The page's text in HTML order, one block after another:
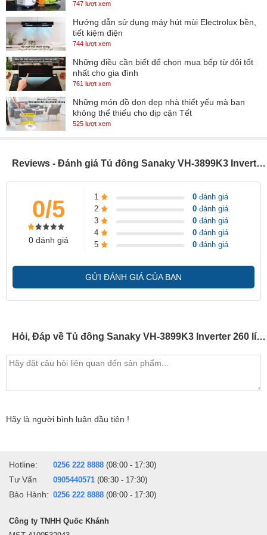
Nhật Bản nên vận hành êm ái, không gây tiếng ồn, độ bền cao.
Nhiệt độ làm lạnh của tủ là từ 0oC đến -18oC có thể giữ đông thực
phẩm một cách an toàn trong thời gian dài. Hơn nữa bạn có thể dễ
dàng điều chỉnh nhiệt độ bằng bẳng điều khiển bên ngoài thân tủ.
nên bạn hoàn toàn có thể yên tâm về độ bền của sản phẩm. Ngoài
ra lòng tủ phẳng có thêm lỗ thoát nước giúp công việc lau chùi
và vệ sinh tủ thuận tiện hơn rất nhiều.
soát hệ thống làm lạnh của máy tránh những hao phí không đang
Chân tủ cũng được thiết kế 4 bánh xe chịu lực giúp việc di chuyển
747 lượt xem
Hướng dẫn sử dụng máy hút mùi Electrolux bền,
tiết kiệm điện
744 lượt xem
Những điều cần biết để chọn mua bếp từ đôi tốt
nhất cho gia đình
761 lượt xem
Những món đồ dọn dẹp nhà thiết yếu mà bạn
không thể thiếu cho dịp cận Tết
525 lượt xem
Reviews - Đánh giá Tủ đông Sanaky VH-3899K3 Inverter 260 lít cửa lùa
0/5
0 đánh giá
1 0 đánh giá
2
0 đánh giá
3
0 đánh giá
4
0 đánh giá
5
0 đánh giá
GỬI ĐÁNH GIÁ CỦA BẠN
Hỏi, Đáp về Tủ đông Sanaky VH-3899K3 Inverter 260 lít cửa lùa
Hãy là người bình luận đầu tiên !
Hotline: 0256 222 8888 (08:00 - 17:30)
Tư Vấn 0905440571 (08:30 - 17:30)
Bảo Hành: 0256 222 8888 (08:00 - 17:30)
Công ty TNHH Quốc Khánh